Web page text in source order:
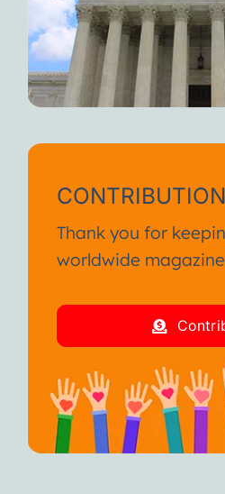
Thank you for
worldwide